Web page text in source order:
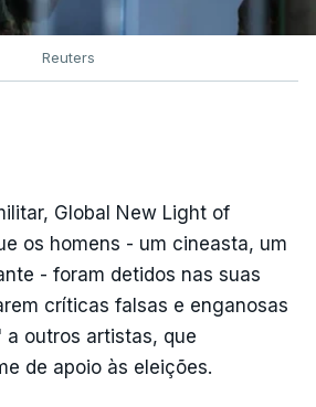
Reuters
Global New Light of
os homens - um cineasta, um
- foram detidos nas suas
críticas falsas e enganosas
a outros artistas, que
de apoio às eleições.